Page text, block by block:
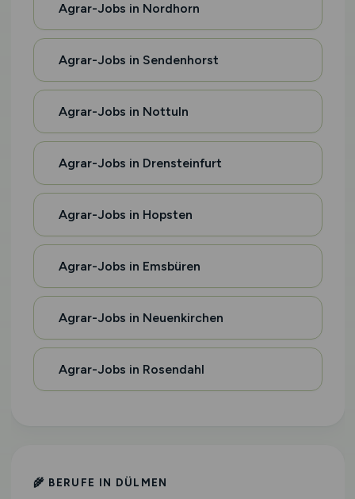
Agrar-Jobs in Nordhorn
Agrar-Jobs in Sendenhorst
Agrar-Jobs in Nottuln
Agrar-Jobs in Drensteinfurt
Agrar-Jobs in Hopsten
Agrar-Jobs in Emsbüren
Agrar-Jobs in Neuenkirchen
Agrar-Jobs in Rosendahl
🌾 BERUFE IN DÜLMEN